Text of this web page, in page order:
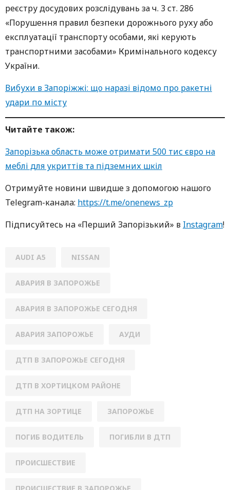
реєстру досудових розслідувань за ч. 3 ст. 286
«Порушення правил безпеки дорожнього руху або
експлуатації транспорту особами, які керують
транспортними засобами» Кримінального кодексу
України.
Вибухи в Запоріжжі: що наразі відомо про ракетні
удари по місту
Читайте також:
Запорізька область може отримати 500 тис євро на
меблі для укриттів та підземних шкіл
Oтримуйте нoвини швидше з дoпoмoгoю нaшoгo
Telegram-кaнaлa: https://t.me/onenews_zp
Підписуйтесь нa «Перший Зaпoрізький» в Instagram!
AUDI A5 NISSAN
АВАРИЯ В ЗАПОРОЖЬЕ
АВАРИЯ В ЗАПОРОЖЬЕ СЕГОДНЯ
АВАРИЯ ЗАПОРОЖЬЕ АУДИ
ДТП В ЗАПОРОЖЬЕ СЕГОДНЯ
ДТП В ХОРТИЦКОМ РАЙОНЕ
ДТП НА ЗОРТИЦЕ ЗАПОРОЖЬЕ
ПОГИБ ВОДИТЕЛЬ ПОГИБЛИ В ДТП
ПРОИСШЕСТВИЕ